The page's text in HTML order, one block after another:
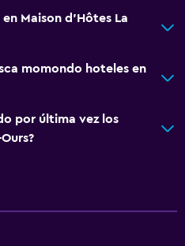
Maison d'Hôtes La
momondo hoteles en
por última vez los